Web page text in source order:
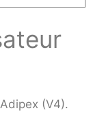
(V4).